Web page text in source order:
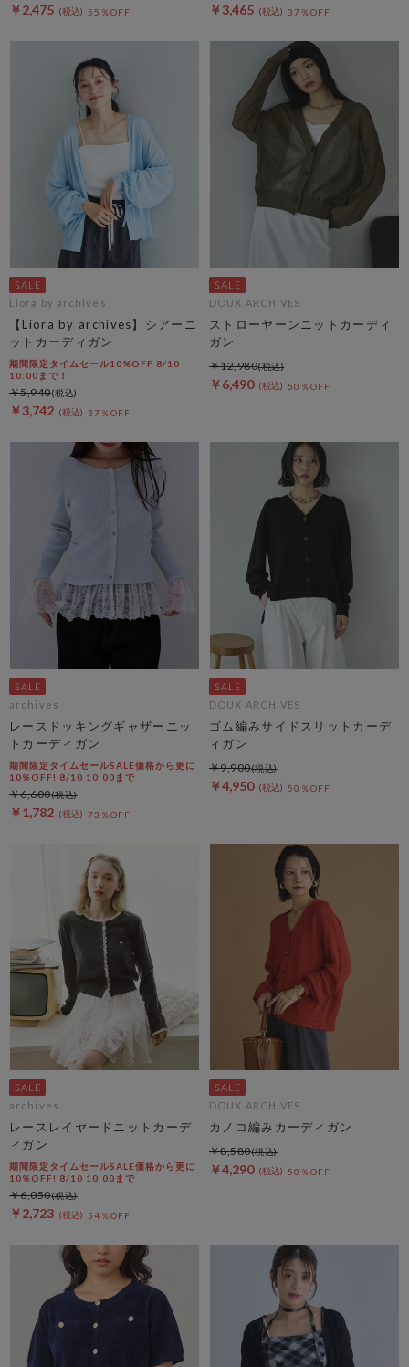
￥2,475 55％OFF ￥3,465 37％OFF
Liora by archives
【Liora by archives】シアーニ
ットカーディガン
期間限定タイムセール10%OFF 8/10
10:00まで！
￥3,742 37％OFF
￥5,940
DOUX ARCHIVES
ストローヤーンニットカーディ
ガン
￥6,490 50％OFF
￥12,980
archives
レースドッキングギャザーニッ
トカーディガン
期間限定タイムセールSALE価格から更に
10%OFF! 8/10 10:00まで
￥1,782 73％OFF
￥6,600
DOUX ARCHIVES
ゴム編みサイドスリットカーデ
ィガン
￥4,950 50％OFF
￥9,900
archives
レースレイヤードニットカーデ
ィガン
期間限定タイムセールSALE価格から更に
10%OFF! 8/10 10:00まで
￥2,723 54％OFF
￥6,050
DOUX ARCHIVES
カノコ編みカーディガン
￥4,290 50％OFF
￥8,580